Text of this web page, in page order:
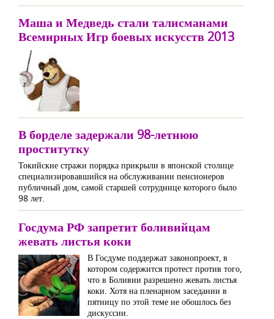
Маша и Медведь стали талисманами
Всемирных Игр боевых искусств 2013
В борделе задержали 98-летнюю
проститутку
Токийские стражи порядка прикрыли в японской столице
специализировавшийся на обслуживании пенсионеров
публичный дом, самой старшей сотруднице которого было
98 лет.
Госдума РФ запретит боливийцам
жевать листья коки
В Госдуме поддержат законопроект, в
котором содержится протест против того,
что в Боливии разрешено жевать листья
коки. Хотя на пленарном заседании в
пятницу по этой теме не обошлось без
дискуссии.